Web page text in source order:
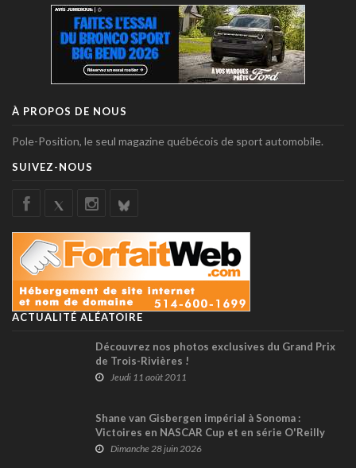
À PROPOS DE NOUS
Pole-Position, le seul magazine québécois de sport automobile.
SUIVEZ-NOUS
ACTUALITÉ ALÉATOIRE
Découvrez nos photos exclusives du Grand Prix
de Trois-Rivières !
Jeudi 11 août 2011
Shane van Gisbergen impérial à Sonoma :
Victoires en NASCAR Cup et en série O'Reilly
(Alex Labbé 19ème)
Dimanche 28 juin 2026